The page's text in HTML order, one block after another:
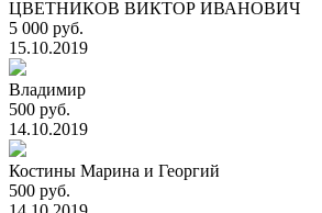
ЦВЕТНИКОВ ВИКТОР ИВАНОВИЧ
5 000 руб.
15.10.2019
Владимир
500 руб.
14.10.2019
Костины Марина и Георгий
500 руб.